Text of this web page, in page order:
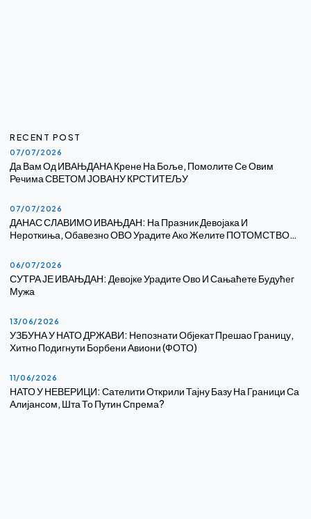
RECENT POST
07/07/2026
Да Вам Од ИВАЊДАНА Крене На Боље, Помолите Се Овим
Речима СВЕТОМ ЈОВАНУ КРСТИТЕЉУ
07/07/2026
ДАНАС СЛАВИМО ИВАЊДАН: На Празник Девојака И
Нероткиња, Обавезно ОВО Урадите Ако Желите ПОТОМСТВО…
06/07/2026
СУТРА ЈЕ ИВАЊДАН: Девојке Урадите Ово И Сањаћете Будућег
Мужа
13/06/2026
УЗБУНА У НАТО ДРЖАВИ: Непознати Објекат Прешао Границу,
Хитно Подигнути Борбени Авиони (ФОТО)
11/06/2026
НАТО У НЕВЕРИЦИ: Сателити Открили Тајну Базу На Граници Са
Алијансом, Шта То Путин Спрема?